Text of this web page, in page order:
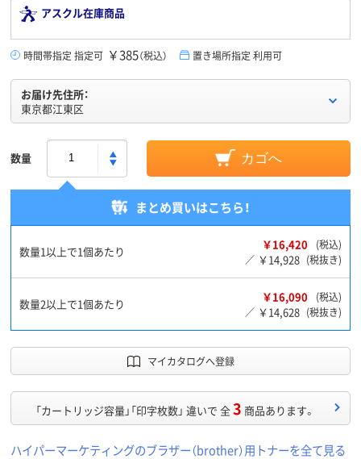
アスクル在庫商品
時間帯指定 指定可 ￥385（税込） 置き場所指定 利用可
お届け先住所：
東京都江東区
数量 カゴへ
まとめ買いはこちら！
数量1以上で1個あたり ￥16,420
(税込)
／ ￥14,928 (税抜き)
数量2以上で1個あたり ￥16,090
(税込)
／ ￥14,628 (税抜き)
マイカタログへ登録
「カートリッジ容量」「印字枚数」 違いで 全3 商品あります。
ハイパーマーケティングのブラザー（brother）用トナーを全て見る